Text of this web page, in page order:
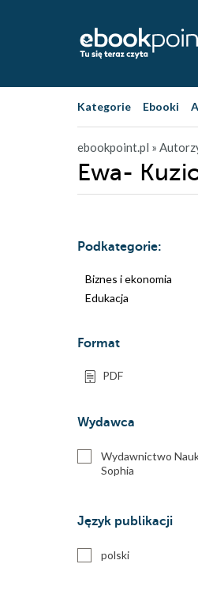
Kategorie Ebooki
ebookpoint.pl »
Ewa-
Podkategorie:
Biznes i ekonomia
Edukacja
Format
PDF
Wydawca
Wydawnictwo
Sophia
Język publikacji
polski